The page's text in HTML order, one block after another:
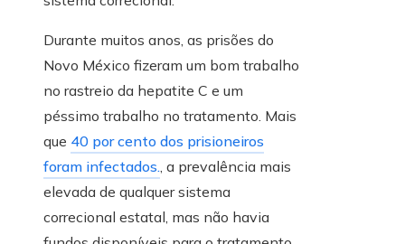
Durante muitos anos, as prisões do
Novo México fizeram um bom trabalho
no rastreio da hepatite C e um
péssimo trabalho no tratamento. Mais
que 40 por cento dos prisioneiros
foram infectados., a prevalência mais
elevada de qualquer sistema
correcional estatal, mas não havia